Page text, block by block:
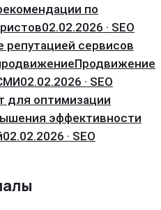
по
02.02.2026 · SEO
репутацией сервисов
Продвижение
02.02.2026 · SEO
для оптимизации
эффективности
02.02.2026 · SEO